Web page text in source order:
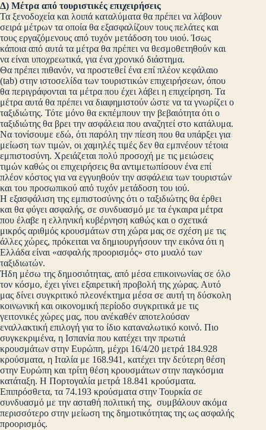
Δ) Μέτρα από τουριστικές επιχειρήσεις
Τα ξενοδοχεία και λοιπά καταλύματα θα πρέπει να λάβουν
σειρά μέτρων τα οποία θα εξασφαλίζουν τους πελάτες και
τους εργαζόμενους από τυχόν μετάδοση του υιού. Ίσως
κάποια από αυτά τα μέτρα θα πρέπει να θεσμοθετηθούν και
να είναι υποχρεωτικά, για ένα χρονικό διάστημα.
Θα πρέπει πιθανόν, να προστεθεί ένα επί πλέον κεφάλαιο
(tab) στην ιστοσελίδα των τουριστικών επιχειρήσεων, όπου
θα περιγράφονται τα μέτρα που έχει λάβει η επιχείρηση. Τα
μέτρα αυτά θα πρέπει να διαφημιστούν ώστε να τα γνωρίζει ο
ταξιδιώτης. Τότε μόνο θα εκπέμπουν την βεβαιότητα ότι ο
ταξιδιώτης θα βρει την ασφάλεια που αναζητεί στο κατάλυμα.
Να τονίσουμε εδώ, ότι παρόλη την πίεση που θα υπάρξει για
μείωση των τιμών, οι χαμηλές τιμές δεν θα εμπνέουν τέτοια
εμπιστοσύνη. Χρειάζεται πολύ προσοχή με τις μειώσεις
τιμών καθώς οι επιχειρήσεις θα αντιμετωπίσουν ένα επί
πλέον κόστος για να εγγυηθούν την ασφάλεια των τουριστών
και του προσωπικού από τυχόν μετάδοση του ιού.
Η εξασφάλιση της εμπιστοσύνης ότι ο ταξιδιώτης θα έρθει
και θα φύγει ασφαλής, σε συνδυασμό με τα έγκαιρα μέτρα
που έλαβε η ελληνική κυβέρνηση καθώς και ο σχετικά
μικρός αριθμός κρουσμάτων στη χώρα μας σε σχέση με τις
άλλες χώρες, πρόκειται να δημιουργήσουν την εικόνα ότι η
Ελλάδα είναι «ασφαλής προορισμός» στο μυαλό των
ταξιδιωτών.
Ήδη μέσω της δημοσιότητας, από μέσα επικοινωνίας σε όλο
τον κόσμο, έχει γίνει εξαιρετική προβολή της χώρας. Αυτό
μας δίνει συγκριτικό πλεονέκτημα μέσα σε αυτή τη δύσκολη
κοινωνική και οικονομική περίοδο συγκριτικά με τις
γειτονικές χώρες μας, που ανέκαθέν αποτελούσαν
εναλλακτική επιλογή για το ίδιο καταναλωτικό κοινό. Πιο
συγκεκριμένα, η Ισπανία που κατέχει την πρωτιά
κρουσμάτων στην Ευρώπη, μέχρι 16/4/20 μετρά 184.928
κρούσματα, η Ιταλία με 168.941, κατέχει την δεύτερη θέση
στην Ευρώπη και τρίτη θέση κρουσμάτων στην παγκόσμια
κατάταξη. Η Πορτογαλία μετρά 18.841 κρούσματα.
Επιπρόσθετα, τα 74.193 κρούσματα στην Τουρκία σε
συνδυασμό με την ασταθή πολιτική της, συμβάλουν ακόμα
περισσότερο στην μείωση της δημοτικότητας της ως ασφαλής
προορισμός.